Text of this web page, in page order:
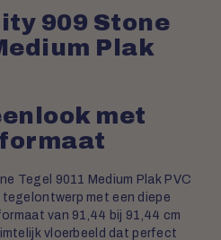
909 Stone
Plak
met
Tegel 9011 Medium Plak PVC
met een diepe
van 91,44 bij 91,44 cm
vloerbeeld dat perfect